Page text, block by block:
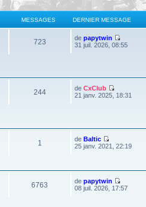
MESSAGES DERNIER MESSAGE
723 depapytwin
31 juil. 2026, 08:55
244 deCxClub
21 janv. 2025, 18:31
1 deBaltic
25 janv. 2021, 22:19
6763 depapytwin
08 juil. 2026, 17:57